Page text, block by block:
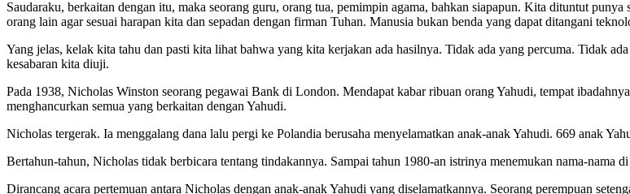
Saudaraku, berkaitan dengan itu, maka seorang guru, orang tua, pemimpin agama, bahkan siapapun. Kita dituntut
orang lain agar sesuai harapan kita dan sepadan dengan firman Tuhan. Manusia bukan benda yang dapat ditangani
Yang jelas, kelak kita tahu dan pasti kita lihat bahwa yang kita kerjakan ada hasilnya. Tidak ada yang percuma. Tidak
kesabaran kita diuji.
Pada 1938, Nicholas Winston seorang pegawai Bank di London. Mendapat kabar ribuan orang Yahudi, tempat
menghancurkan semua yang berkaitan dengan Yahudi.
Nicholas tergerak. Ia menggalang dana lalu pergi ke Polandia berusaha menyelamatkan anak-anak Yahudi. 669 anak
Bertahun-tahun, Nicholas tidak berbicara tentang tindakannya. Sampai tahun 1980-an istrinya menemukan nama-nama
Dirancang acara pertemuan antara Nicholas dengan anak-anak Yahudi yang diselamatkannya. Seorang perempuan